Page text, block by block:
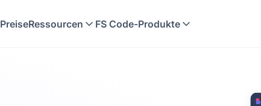
PreiseRessourcen FS Code-Produkte